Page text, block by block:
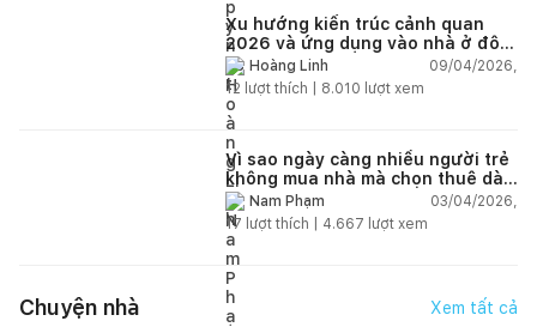
Xu hướng kiến trúc cảnh quan
2026 và ứng dụng vào nhà ở đô
thị hiện đại
Hoàng Linh
09/04/2026,
12 lượt thích | 8.010 lượt xem
Vì sao ngày càng nhiều người trẻ
không mua nhà mà chọn thuê dài
hạn?Nam Phạm
03/04/2026,
17 lượt thích | 4.667 lượt xem
Chuyện nhà Xem tất cả